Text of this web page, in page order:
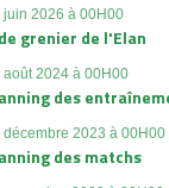
juin 2026 à 00H00
grenier de l'Elan
août 2024 à 00H00
des
décembre 2023 à 00H00
des matchs